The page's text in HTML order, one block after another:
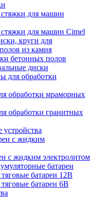
стяжки для машин
стяжки для машин Cimel
круги для
из камня
бетонных полов
диски
для обработки
обработки мраморных
обработки гранитных
с жидким
с жидким электролитом
батареи
батареи 12В
батареи 6В